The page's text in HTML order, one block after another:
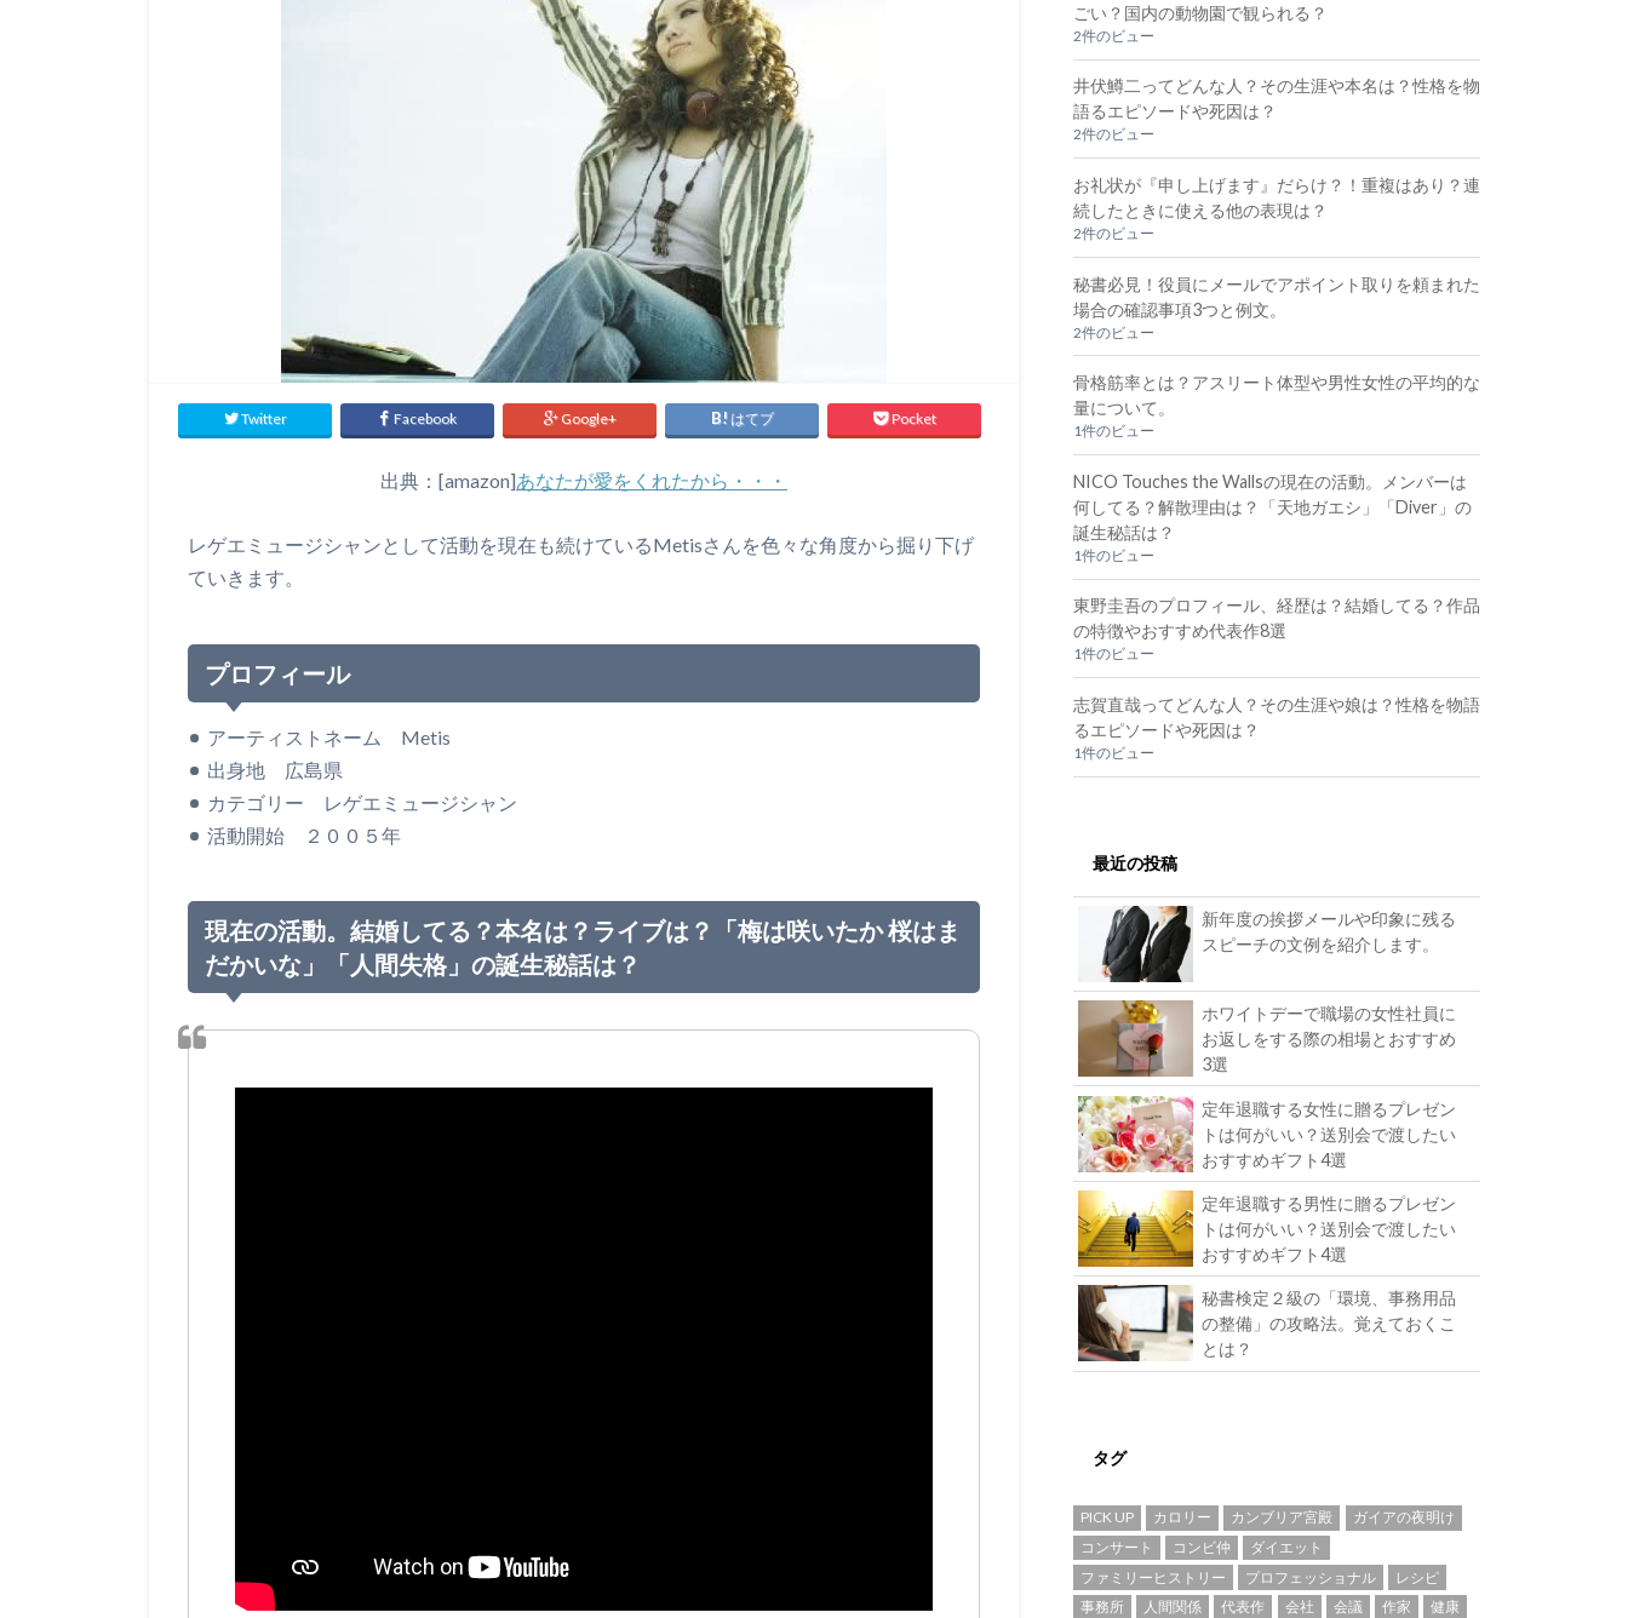
Twitter Facebook Google+ はてブ Pocket
出典：[amazon]あなたが愛をくれたから・・・
レゲエミュージシャンとして活動を現在も続けているMetisさんを色々な角度から掘り下げ
ていきます。
プロフィール
アーティストネーム Metis
出身地 広島県
カテゴリー レゲエミュージシャン
活動開始 ２００５年
現在の活動。結婚してる？本名は？ライブは？「梅は咲いたか 桜はま
だかいな」「人間失格」の誕生秘話は？
ごい？国内の動物園で観られる？
2件のビュー
井伏鱒二ってどんな人？その生涯や本名は？性格を物
語るエピソードや死因は？
2件のビュー
お礼状が『申し上げます』だらけ？！重複はあり？連
続したときに使える他の表現は？
2件のビュー
秘書必見！役員にメールでアポイント取りを頼まれた
場合の確認事項3つと例文。
2件のビュー
骨格筋率とは？アスリート体型や男性女性の平均的な
量について。
1件のビュー
NICO Touches the Wallsの現在の活動。メンバーは
何してる？解散理由は？「天地ガエシ」「Diver」の
誕生秘話は？
1件のビュー
東野圭吾のプロフィール、経歴は？結婚してる？作品
の特徴やおすすめ代表作8選
1件のビュー
志賀直哉ってどんな人？その生涯や娘は？性格を物語
るエピソードや死因は？
1件のビュー
最近の投稿
新年度の挨拶メールや印象に残る
スピーチの文例を紹介します。
ホワイトデーで職場の女性社員に
お返しをする際の相場とおすすめ
3選
定年退職する女性に贈るプレゼン
トは何がいい？送別会で渡したい
おすすめギフト4選
定年退職する男性に贈るプレゼン
トは何がいい？送別会で渡したい
おすすめギフト4選
秘書検定２級の「環境、事務用品
の整備」の攻略法。覚えておくこ
とは？
タグ
PICK UP カロリー カンブリア宮殿
ガイアの夜明け
コンサート
コンビ仲
ダイエット
ファミリーヒストリー
プロフェッショナル
レシピ
事務所
人間関係 代表作 会社 会議 作家
健康